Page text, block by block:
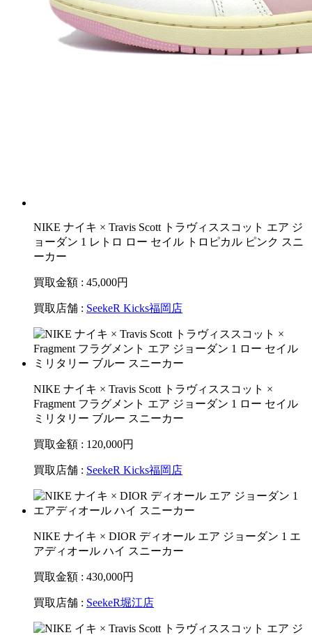
NIKE ナイキ × Travis Scott トラヴィススコット エア ジ
ョーダン 1 レトロ ロー セイル トロピカル ピンク スニ
ーカー
買取金額 : 45,000円
買取店舗 : SeekeR Kicks福岡店
NIKE ナイキ × Travis Scott トラヴィススコット ×
Fragment フラグメント エア ジョーダン 1 ロー セイル
ミリタリー ブルー スニーカー
買取金額 : 120,000円
買取店舗 : SeekeR Kicks福岡店
NIKE ナイキ × DIOR ディオール エア ジョーダン 1 エ
アディオール ハイ スニーカー
買取金額 : 430,000円
買取店舗 : SeekeR堀江店